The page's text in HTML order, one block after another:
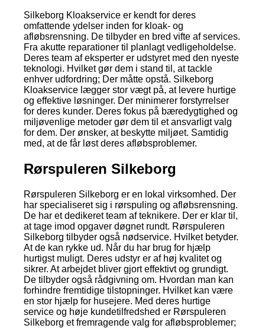
Silkeborg Kloakservice er kendt for deres
omfattende ydelser inden for kloak- og
afløbsrensning. De tilbyder en bred vifte af services.
Fra akutte reparationer til planlagt vedligeholdelse.
Deres team af eksperter er udstyret med den nyeste
teknologi. Hvilket gør dem i stand til, at tackle
enhver udfordring; Der måtte opstå. Silkeborg
Kloakservice lægger stor vægt på, at levere hurtige
og effektive løsninger. Der minimerer forstyrrelser
for deres kunder. Deres fokus på bæredygtighed og
miljøvenlige metoder gør dem til et ansvarligt valg
for dem. Der ønsker, at beskytte miljøet. Samtidig
med, at de får løst deres afløbsproblemer.
Rørspuleren Silkeborg
Rørspuleren Silkeborg er en lokal virksomhed. Der
har specialiseret sig i rørspuling og afløbsrensning.
De har et dedikeret team af teknikere. Der er klar til,
at tage imod opgaver døgnet rundt. Rørspuleren
Silkeborg tilbyder også nødservice. Hvilket betyder.
At de kan rykke ud. Når du har brug for hjælp
hurtigst muligt. Deres udstyr er af høj kvalitet og
sikrer. At arbejdet bliver gjort effektivt og grundigt.
De tilbyder også rådgivning om. Hvordan man kan
forhindre fremtidige tilstopninger. Hvilket kan være
en stor hjælp for husejere. Med deres hurtige
service og høje kundetilfredshed er Rørspuleren
Silkeborg et fremragende valg for afløbsproblemer;